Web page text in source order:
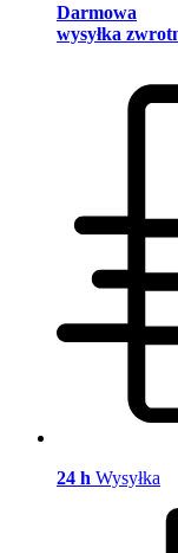
Darmowa
wysyłka
24 h Wysyłka